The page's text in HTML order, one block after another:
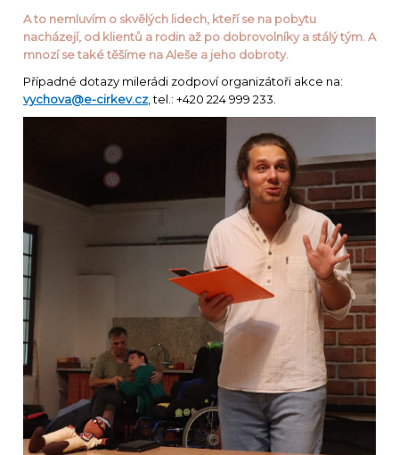
A to nemluvím o skvělých lidech, kteří s e na pobytu
nacházejí, od klientů a rodin až po dobrovolníky a stálý tým. A
mnozí se také těšíme na Aleše a jeho dobroty.
Případné dotazy milerádi zodpoví organizátoři akce na:
vychova@e-cirkev.cz , tel.: +420 224 999 233.